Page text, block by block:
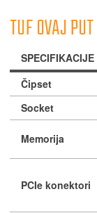
TUF OVAJ
Čipset
Socket
Memorija
PCIe konektori